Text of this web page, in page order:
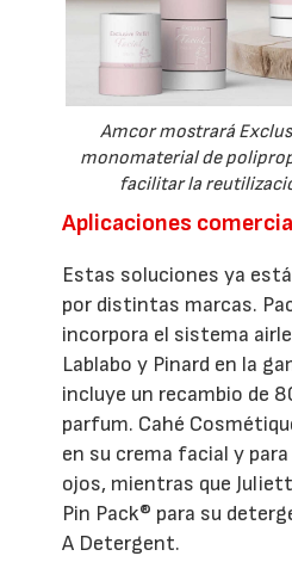
Amcor mostrará
monomaterial de
facilitar la
Aplicaciones
Estas soluciones ya
por distintas marcas.
incorpora el sistema
Lablabo y Pinard en la
incluye un recambio de
parfum. Cahé
en su crema facial y
ojos, mientras que
Pin Pack® para su
A Detergent.